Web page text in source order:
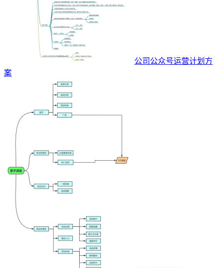
公司公众号运营计划方
案